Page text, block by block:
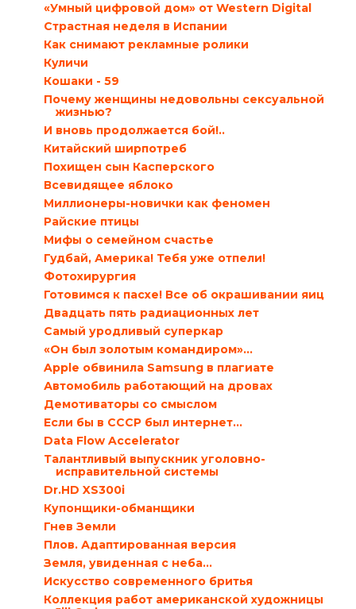
«Умный цифровой дом» от Western Digital
Страстная неделя в Испании
Как снимают рекламные ролики
Куличи
Кошаки - 59
Почему женщины недовольны сексуальной
жизнью?
И вновь продолжается бой!..
Китайский ширпотреб
Похищен сын Касперского
Всевидящее яблоко
Миллионеры-новички как феномен
Райские птицы
Мифы о семейном счастье
Гудбай, Америка! Тебя уже отпели!
Фотохирургия
Готовимся к пасхе! Все об окрашивании яиц
Двадцать пять радиационных лет
Самый уродливый суперкар
«Он был золотым командиром»…
Apple обвинила Samsung в плагиате
Автомобиль работающий на дровах
Демотиваторы со смыслом
Если бы в СССР был интернет…
Data Flow Accelerator
Талантливый выпускник уголовно-
исправительной системы
Dr.HD XS300i
Купонщики-обманщики
Гнев Земли
Плов. Адаптированная версия
Земля, увиденная с неба…
Искусство современного бритья
Коллекция работ американской художницы